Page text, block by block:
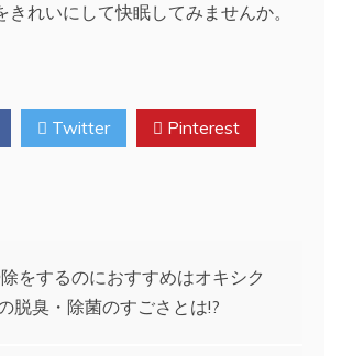
きれいにして快眠してみませんか。
Twitter Pinterest
をするのにおすすめはオキシク
脱臭・除菌のすごさとは!?